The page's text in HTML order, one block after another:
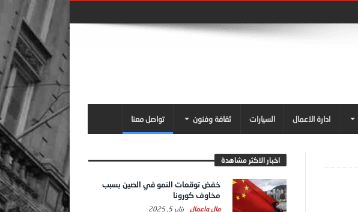
ادارة الاعمال السيارات ثقافة وفنون تواصل معنا
اخبار الاكثر مشاهدة
خفض توقعات النمو في الصين بسبب
مخاوف كورونا
مال واعمال يناير 5, 2025